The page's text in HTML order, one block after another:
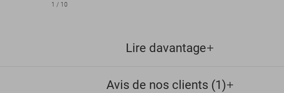
1 / 10
Lire davantage
Avis de nos clients (1)